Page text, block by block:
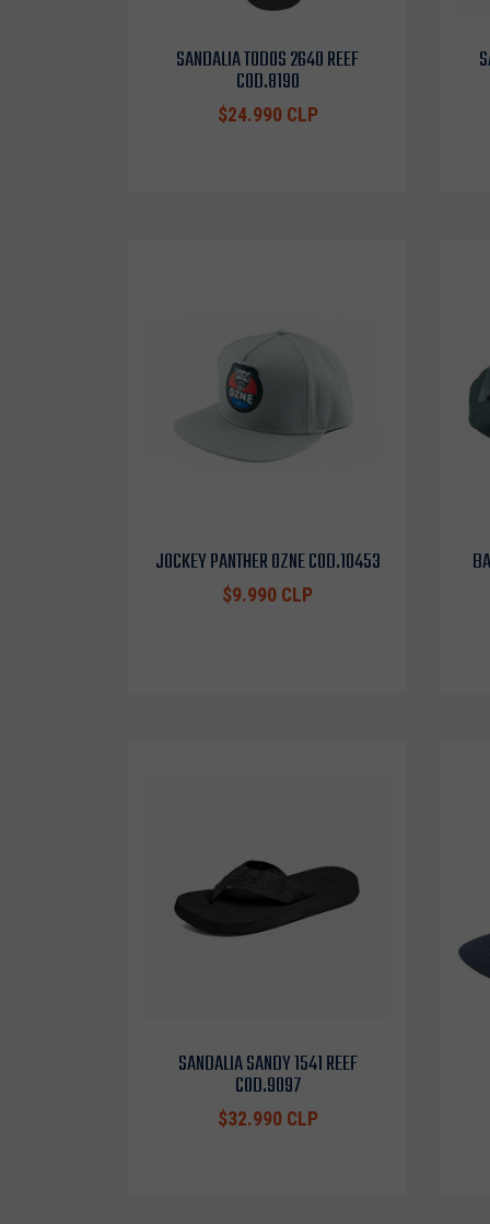
SANDALIA TODOS 2640 REEF
COD.8190
$24.990 CLP
JOCKEY PANTHER OZNE COD.10453
$9.990 CLP
SANDALIA SANDY 1541 REEF
COD.9097
$32.990 CLP